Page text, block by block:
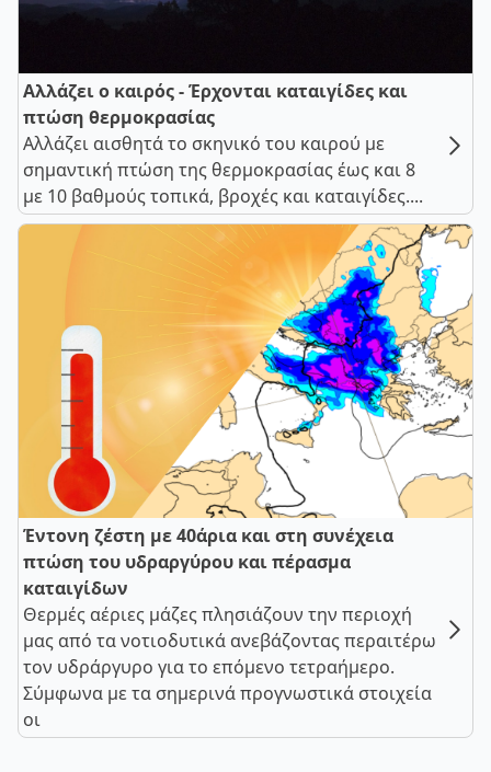
Αλλάζει ο καιρός - Έρχονται καταιγίδες και
πτώση θερμοκρασίας
Αλλάζει αισθητά το σκηνικό του καιρού με
σημαντική πτώση της θερμοκρασίας έως και 8
με 10 βαθμούς τοπικά, βροχές και καταιγίδες....
Έντονη ζέστη με 40άρια και στη συνέχεια
πτώση του υδραργύρου και πέρασμα
καταιγίδων
Θερμές αέριες μάζες πλησιάζουν την περιοχή
μας από τα νοτιοδυτικά ανεβάζοντας περαιτέρω
τον υδράργυρο για το επόμενο τετραήμερο.
Σύμφωνα με τα σημερινά προγνωστικά στοιχεία
οι